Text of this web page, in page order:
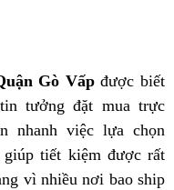
Gò Vấpđược biết
tưởng đặt mua trực
nhanh việc lựa chọn
tiết kiệm được rất
vì nhiều nơi bao ship